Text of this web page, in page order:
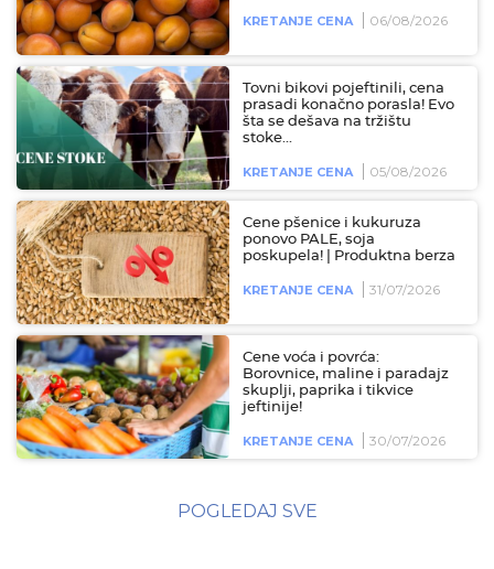
KRETANJE CENA 06/08/2026
Tovni bikovi pojeftinili, cena
prasadi konačno porasla! Evo
šta se dešava na tržištu
stoke...
KRETANJE CENA 05/08/2026
Cene pšenice i kukuruza
ponovo PALE, soja
poskupela! | Produktna berza
KRETANJE CENA 31/07/2026
Cene voća i povrća:
Borovnice, maline i paradajz
skuplji, paprika i tikvice
jeftinije!
KRETANJE CENA 30/07/2026
POGLEDAJ SVE